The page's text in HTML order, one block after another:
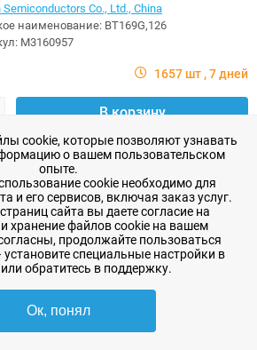
Semiconductors Co., Ltd., China
наименование: BT169G,126
M3160957
1657 шт 7 дней
В корзину
в избранное
800R,127 WeEn
Semiconductors Co., Ltd., China
наименование: BT151X-800R,127
cookie, которые позволяют узнавать
о вашем пользовательском
опыте.
cookie необходимо для
и его сервисов, включая заказ услуг.
сайта вы даете согласие на
хранение файлов cookie на вашем
продолжайте пользоваться
специальные настройки в
обратитесь в поддержку.
Ок, понял